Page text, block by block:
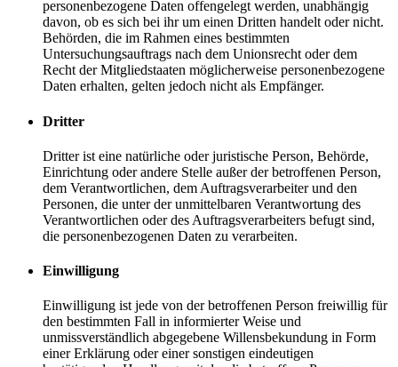
personenbezogene Daten offengelegt werden, unabhängig
davon, ob es sich bei ihr um einen Dritten handelt oder nicht.
Behörden, die im Rahmen eines bestimmten
Untersuchungsauftrags nach dem Unionsrecht oder dem
Recht der Mitgliedstaaten möglicherweise personenbezogene
Daten erhalten, gelten jedoch nicht als Empfänger.
Dritter
Dritter ist eine natürliche oder juristische Person, Behörde,
Einrichtung oder andere Stelle außer der betroffenen Person,
dem Verantwortlichen, dem Auftragsverarbeiter und den
Personen, die unter der unmittelbaren Verantwortung des
Verantwortlichen oder des Auftragsverarbeiters befugt sind,
die personenbezogenen Daten zu verarbeiten.
Einwilligung
Einwilligung ist jede von der betroffenen Person freiwillig für
den bestimmten Fall in informierter Weise und
unmissverständlich abgegebene Willensbekundung in Form
einer Erklärung oder einer sonstigen eindeutigen